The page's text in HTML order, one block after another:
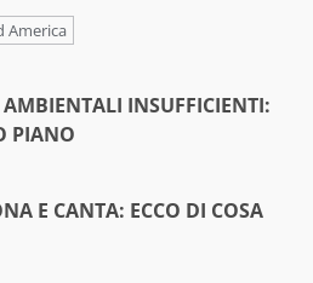
America
INSUFFICIENTI:
PIANO
E CANTA: ECCO DI COSA